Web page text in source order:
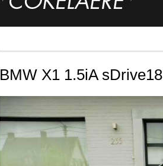
BMW X1 1.5iA sDrive18